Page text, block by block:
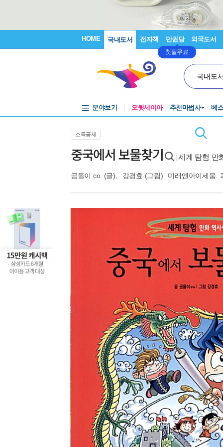
HOME 국내도서 전자책 만권당
첫달무료
외국도서
국내도
분야보기 오뒷세이아 추천마법사 베
소득공제
중국에서 보물찾기 |세계 탐험 만
곰돌이 co. (글), 강경효 (그림) 미래엔아이세움